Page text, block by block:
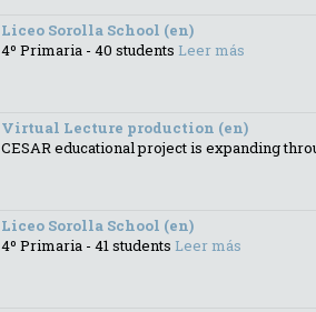
Liceo Sorolla School (en)
4º Primaria - 40 students Leer más
Virtual Lecture production (en)
CESAR educational project is expanding
Liceo Sorolla School (en)
4º Primaria - 41 students Leer más